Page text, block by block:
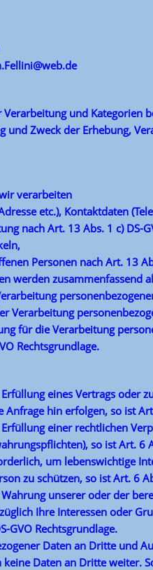
Verarbeitung und Kategorien
und Zweck der Erhebung,
verarbeiten
etc.), Kontaktdaten
nach Art. 13 Abs. 1 c) DS-
Personen nach Art. 13
werden zusammenfassend
Verarbeitung
für die Verarbeitung
Rechtsgrundlage.
eines Vertrags oder
hin erfolgen, so ist
einer rechtlichen
so ist Art. 6
um lebenswichtige
zu schützen, so ist Art. 6
unserer oder der
Ihre Interessen oder
GVO Rechtsgrundlage.
Daten an Dritte und
Daten an Dritte weiter.